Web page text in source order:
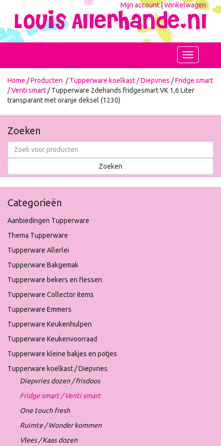
Mijn account|Winkelwagen
Toggle
navigation
Home /Producten /Tupperware koelkast / Diepvries /Fridge smart
/ Venti smart / Tupperware 2dehands fridgesmart VK 1,6 Liter
transparant met oranje deksel (1230)
Zoeken
Categorieën
Aanbiedingen Tupperware
Thema Tupperware
Tupperware Allerlei
Tupperware Bakgemak
Tupperware bekers en flessen
Tupperware Collector items
Tupperware Emmers
Tupperware Keukenhulpen
Tupperware Keukenvoorraad
Tupperware kleine bakjes en potjes
Tupperware koelkast / Diepvries
Diepvries dozen / frisdoos
Fridge smart / Venti smart
One touch fresh
Ruimte / Wonder kommen
Vlees / Kaas dozen